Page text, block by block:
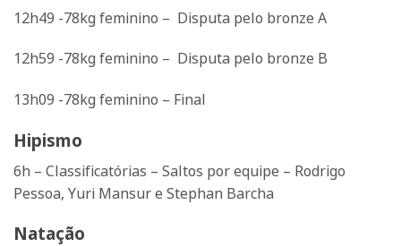
12h49 -78kg feminino – Disputa pelo bronze A
12h59 -78kg feminino – Disputa pelo bronze B
13h09 -78kg feminino – Final
Hipismo
6h – Classificatórias – Saltos por equipe – Rodrigo
Pessoa, Yuri Mansur e Stephan Barcha
Natação